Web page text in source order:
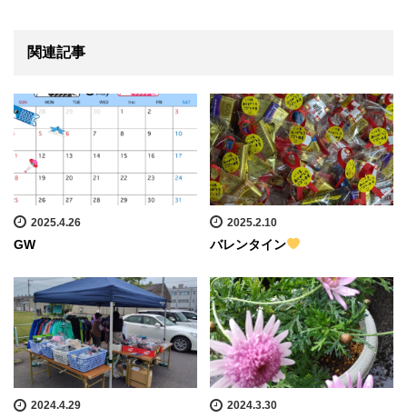
関連記事
2025.4.26
GW
2025.2.10
バレンタイン
2024.4.29 2024.3.30